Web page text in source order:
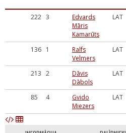
222 3
Edvards
Māris
Kamarūts
LAT
136 1
Ralfs
Velmers
LAT
213 2
Dāvis
Dābols
LAT
85 4
Gvido
Miezers
LAT